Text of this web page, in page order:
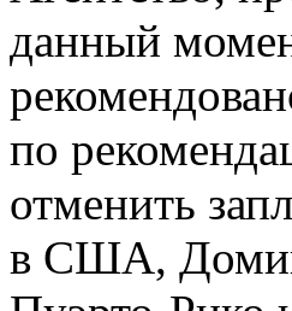
данный
по
отменить
в США,